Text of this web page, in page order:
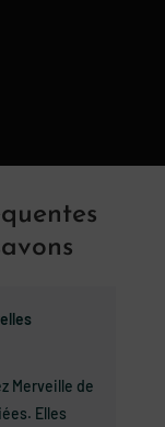
Merveille de
Elles